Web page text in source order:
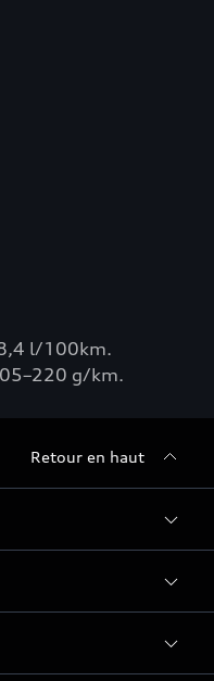
l/100km.
g/km.
Retour en haut